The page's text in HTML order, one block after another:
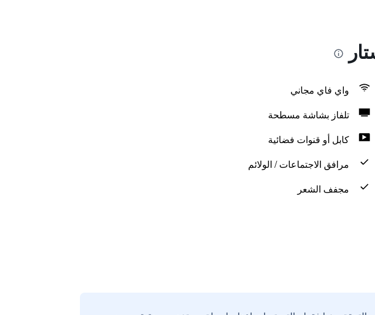
واي فاي مجاني
تلفاز بشاشة مسطحة
كابل أو قنوات فضائية
مرافق الاجتماعات / الولائم
مجفف الشعر